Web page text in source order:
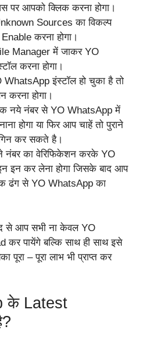
पर आपको क्लिक करना होगा।
Sources का विकल्प
करना होगा।
Manager में जाकर YO
करना होगा।
इंस्टॉल हो चुका है तो
होगा।
नये नंबर से YO WhatsApp में
होगा या फिर आप चाहें तो पुराने
कर सकते है।
का वेरिफिकेशन करके YO
इन कर लेना होगा जिसके बाद आप
ढंग से YO WhatsApp का
से आप सभी ना केवल YO
कर पायेंगे बल्कि साथ ही साथ इसे
– पूरा लाभ भी प्राप्त कर
के Latest